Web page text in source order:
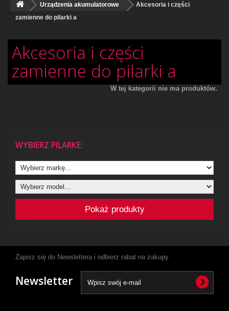
Urządzenia akumulatorowe
Akcesoria i części
zamienne do pilarki a
Akcesoria i części
zamienne do pilarki a
W tej kategorii nie ma produktów.
WYBIERZ PILARKE:
Pokaż produkty
Zapisz się do Newslettera i odbierz rabat na zakupy
Newsletter